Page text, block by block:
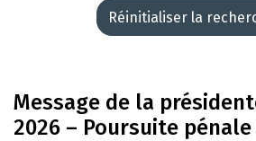
Réinitialiser la
Message de la
2026 – Poursuite pénale